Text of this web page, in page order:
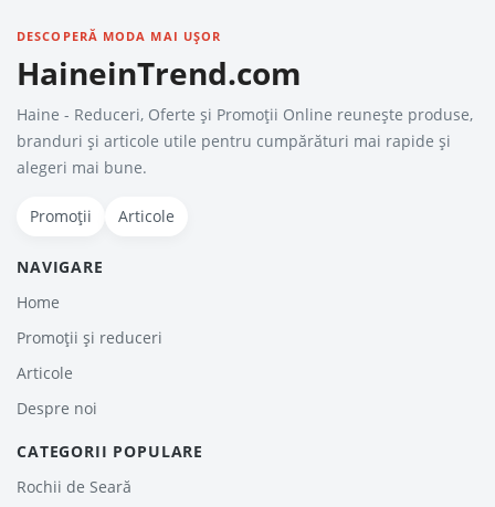
DESCOPERĂ MODA MAI UȘOR
HaineinTrend.com
Haine - Reduceri, Oferte şi Promoţii Online reunește produse,
branduri și articole utile pentru cumpărături mai rapide și
alegeri mai bune.
Promoții Articole
NAVIGARE
Home
Promoții și reduceri
Articole
Despre noi
CATEGORII POPULARE
Rochii de Seară